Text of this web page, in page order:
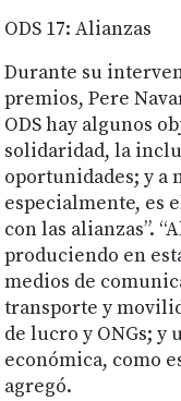
ODS 17: Alianzas
Durante su
premios, Pere
ODS hay algunos
solidaridad, la
oportunidades; y a
especialmente, es
con las alianzas”.
produciendo en
medios de
transporte y
de lucro y ONGs;
económica, como
agregó.